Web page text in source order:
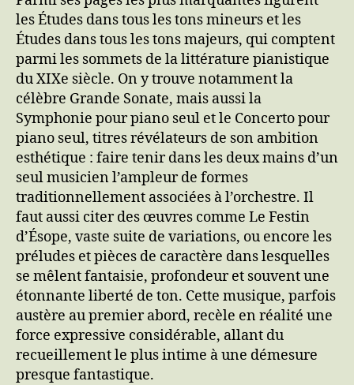
les Études dans tous les tons mineurs et les
Études dans tous les tons majeurs, qui comptent
parmi les sommets de la littérature pianistique
du XIXe siècle. On y trouve notamment la
célèbre Grande Sonate, mais aussi la
Symphonie pour piano seul et le Concerto pour
piano seul, titres révélateurs de son ambition
esthétique : faire tenir dans les deux mains d’un
seul musicien l’ampleur de formes
traditionnellement associées à l’orchestre. Il
faut aussi citer des œuvres comme Le Festin
d’Ésope, vaste suite de variations, ou encore les
préludes et pièces de caractère dans lesquelles
se mêlent fantaisie, profondeur et souvent une
étonnante liberté de ton. Cette musique, parfois
austère au premier abord, recèle en réalité une
force expressive considérable, allant du
recueillement le plus intime à une démesure
presque fantastique.